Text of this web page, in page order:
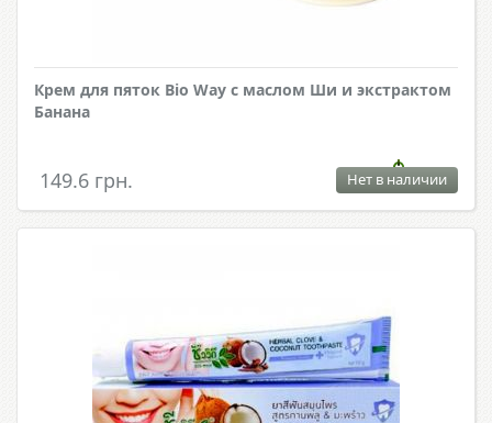
Крем для пяток Bio Way с маслом Ши и экстрактом
Банана
149.6 грн. Нет в наличии